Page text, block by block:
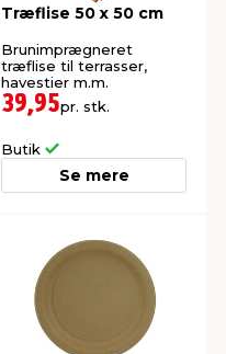
Træflise 50 x 50 cm
Brunimprægneret
træflise til terrasser,
havestier m.m.
39,95pr. stk.
Butik
Se mere